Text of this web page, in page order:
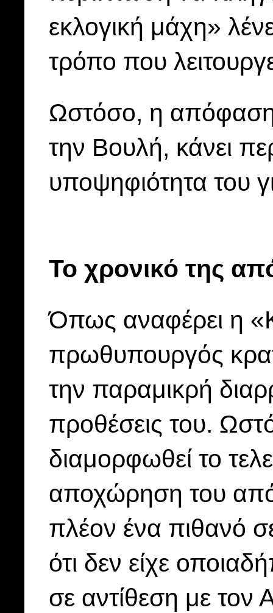
εκλογική μάχη»
τρόπο που
Ωστόσο, η απόφαση
την Βουλή, κάνει
υποψηφιότητα του
Το χρονικό της
Όπως αναφέρει η
πρωθυπουργός
την παραμικρή
προθέσεις του.
διαμορφωθεί το
αποχώρηση του από
πλέον ένα πιθανό
ότι δεν είχε
σε αντίθεση με τον